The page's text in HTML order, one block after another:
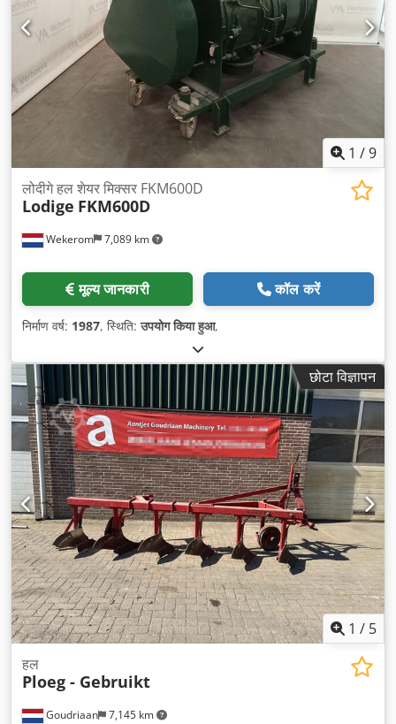
1 /9
Wekerom 7,089 km
लोदीगे हल शेयर मिक्सर FKM600D
Lodige FKM600D
मूल्य जानकारी कॉल करें
निर्माण वर्ष: 1987, स्थिति:उपयोग किया हुआ,
छोटा विज्ञापन
1 / 5
Goudriaan 7,145 km
हल
Ploeg - Gebruikt